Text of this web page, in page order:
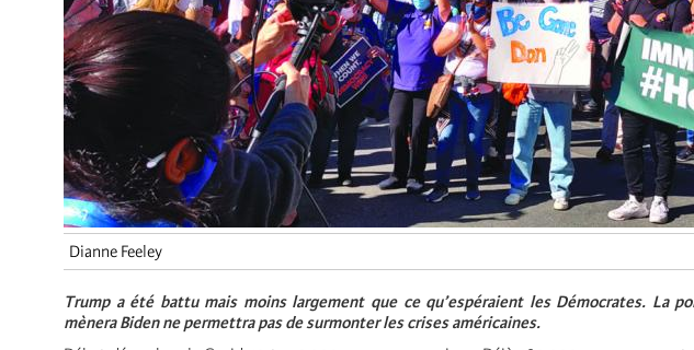
Dianne Feeley
Trump a été battu mais moins largement que ce qu’espéraient les Démocrates. La
mènera Biden ne permettra pas de surmonter les crises américaines.